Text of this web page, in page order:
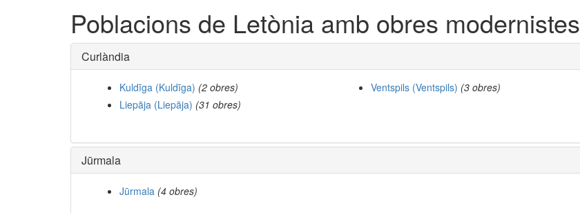
Poblacions de Letònia amb obres modernistes
Curlàndia
Kuldīga (Kuldīga) (2 obres)
Liepāja (Liepāja) (31 obres)
Ventspils (Ventspils) (3 obres)
Jūrmala
Jūrmala (4 obres)